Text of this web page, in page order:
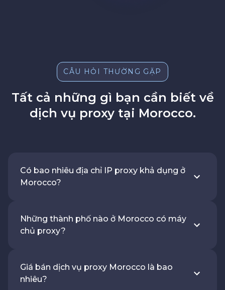
CÂU HỎI THƯỜNG GẶP
Tất cả những gì bạn cần biết về
dịch vụ proxy tại Morocco.
Có bao nhiêu địa chỉ IP proxy khả dụng ở
Morocco?
Những thành phố nào ở Morocco có máy
chủ proxy?
Giá bán dịch vụ proxy Morocco là bao
nhiêu?